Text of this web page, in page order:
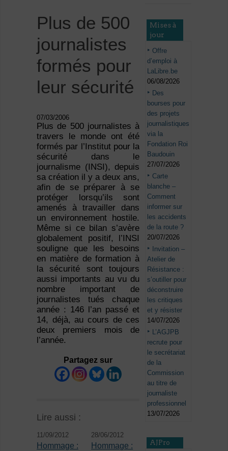
Plus de 500
journalistes
formés pour
leur sécurité
07/03/2006
Plus de 500 journalistes à
travers le monde ont été
formés par l’Institut pour la
sécurité dans le
journalisme (INSI), depuis
sa création il y a deux ans,
afin de se préparer à se
protéger lorsqu’ils sont
amenés à travailler dans
un environnement hostile.
Même si ce bilan s’avère
globalement positif, l’INSI
souligne que les besoins
en matière de formation à
la sécurité sont toujours
aussi importants au vu du
nombre important de
journalistes tués chaque
année : 146 l’an passé et
14, déjà, au cours de ces
deux premiers mois de
l’année.
Partagez sur
Lire aussi :
11/09/2012
Hommage :
28/06/2012
Hommage :
Mises à
jour
Offre
d’emploi à
LaLibre.be
06/08/2026
Des
bourses pour
des projets
journalistiques
via la
Fondation Roi
Baudouin
27/07/2026
Carte
blanche –
Comment
informer sur
les accidents
de la route ?
20/07/2026
Invitation –
Atelier de
Résistance :
s’outiller pour
déconstruire
les critiques
et y résister
14/07/2026
L’AGJPB
recrute pour
le secrétariat
de la
Commission
au titre de
journaliste
professionnel
13/07/2026
AJPro